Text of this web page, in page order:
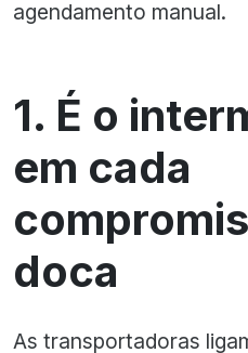
agendamento manual.
1. É o
em cada
doca
As transportadoras